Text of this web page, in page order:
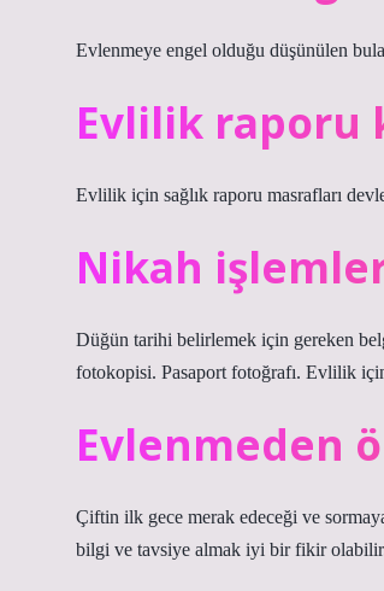
Evlenmeye engel olduğu düşünülen
Evlilik raporu
Evlilik için sağlık raporu masrafları
Nikah
Düğün tarihi belirlemek için gereken
fotokopisi. Pasaport fotoğrafı. Evlilik
Evlenmeden
Çiftin ilk gece merak edeceği ve
bilgi ve tavsiye almak iyi bir fikir